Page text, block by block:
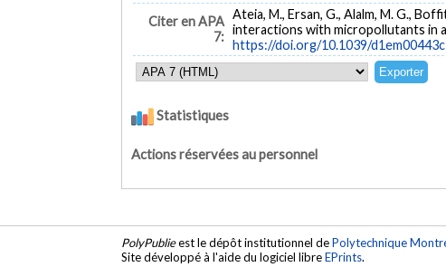
Citer en APA
7:
Ateia, M., Ersan, G., Alalm, M. G.,
interactions with micropollutants in
https://doi.org/10.1039/d1em00443c
Statistiques
Actions réservées au personnel
PolyPublieest le dépôt institutionnel dePolytechnique
Site développé à l'aide du logiciel libreEPrints.